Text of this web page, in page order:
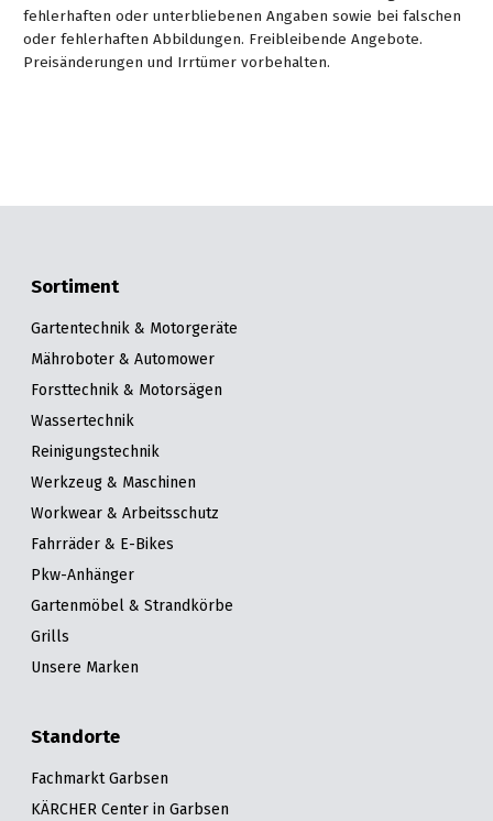
fehlerhaften oder unterbliebenen Angaben sowie bei falschen
oder fehlerhaften Abbildungen. Freibleibende Angebote.
Preisänderungen und Irrtümer vorbehalten.
Sortiment
Gartentechnik & Motorgeräte
Mähroboter & Automower
Forsttechnik & Motorsägen
Wassertechnik
Reinigungstechnik
Werkzeug & Maschinen
Workwear & Arbeitsschutz
Fahrräder & E-Bikes
Pkw-Anhänger
Gartenmöbel & Strandkörbe
Grills
Unsere Marken
Standorte
Fachmarkt Garbsen
KÄRCHER Center in Garbsen